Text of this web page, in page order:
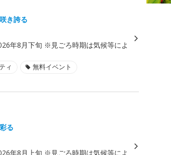
き誇る
年8月下旬 ※見ごろ時期は気候等によ
ィ 無料イベント
る
年8月上旬 ※見ごろ時期は気候等によ